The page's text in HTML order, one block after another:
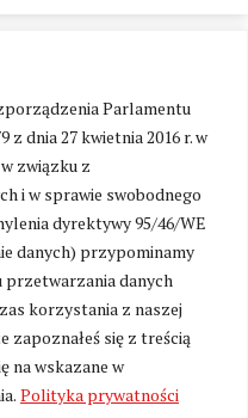
Parlamentu
z dnia 27 kwietnia 2016 r. w
związku z
i w sprawie swobodnego
dyrektywy 95/46/WE
danych) przypominamy
przetwarzania danych
korzystania z naszej
zapoznałeś się z treścią
na wskazane w
Polityka prywatności
cookies